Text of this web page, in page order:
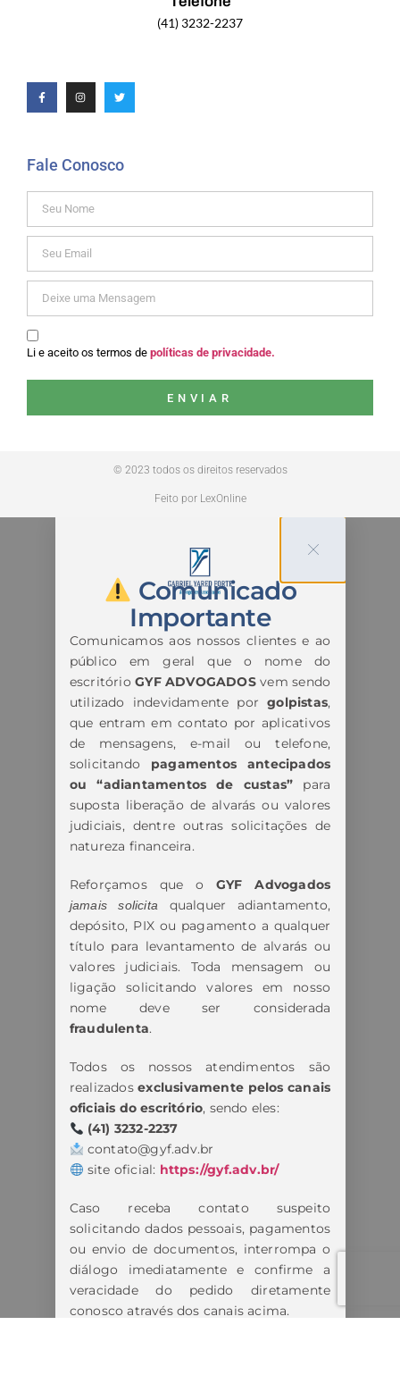
(41) 3232-2237
Fale Conosco
Li e aceito os termos de políticas de privacidade.
ENVIAR
© 2023 todos os direitos reservados
Feito por LexOnline
Comunicado
Importante
Comunicamos aos nossos clientes e ao
público em geral que o nome do
escritório GYF ADVOGADOSvem sendo
utilizado indevidamente por golpistas,
que entram em contato por aplicativos
de mensagens, e-mail ou telefone,
solicitando pagamentos antecipados
ou “adiantamentos de custas” para
suposta liberação de alvarás ou valores
judiciais, dentre outras solicitações de
natureza financeira.
Reforçamos que o GYF Advogados
jamais solicita
qualquer adiantamento,
depósito, PIX ou pagamento a qualquer
título para levantamento de alvarás ou
valores judiciais. Toda mensagem ou
ligação solicitando valores em nosso
nome deve ser considerada
fraudulenta.
Todos os nossos atendimentos são
realizadosexclusivamente pelos canais
oficiais do escritório, sendo eles:
(41) 3232-2237
contato@gyf.adv.br
site oficial: https://gyf.adv.br/
Caso receba contato suspeito
solicitando dados pessoais, pagamentos
ou envio de documentos, interrompa o
diálogo imediatamente e confirme a
veracidade do pedido diretamente
conosco através dos canais acima.